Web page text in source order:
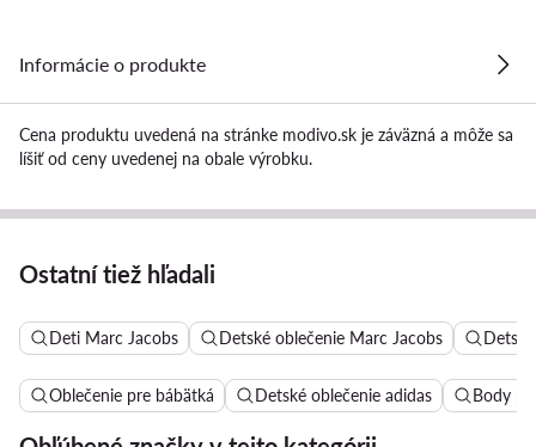
Informácie o produkte
Cena produktu uvedená na stránke modivo.sk je záväzná a môže sa
líšiť od ceny uvedenej na obale výrobku.
Ostatní tiež hľadali
Deti Marc Jacobs Detské oblečenie Marc Jacobs
Oblečenie pre bábätká Detské oblečenie adidas Body